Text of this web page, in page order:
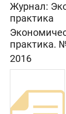
Журнал:
практика
практика.
2016